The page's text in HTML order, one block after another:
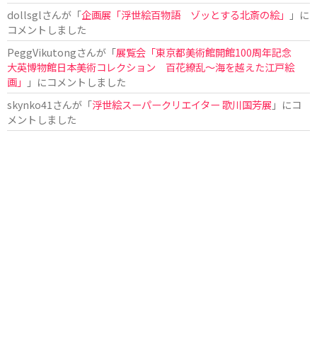
dollsglさんが「企画展「浮世絵百物語 ゾッとする北斎の絵」
」に
コメントしました
PeggVikutongさんが「展覧会「東京都美術館開館100周年記念
大英博物館日本美術コレクション 百花繚乱〜海を越えた江戸絵
画」
」にコメントしました
skynko41 さんが「浮世絵スーパークリエイター 歌川国芳展 」にコ
メントしました